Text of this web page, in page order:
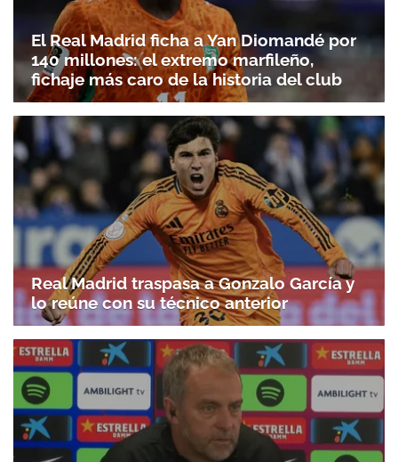
El Real Madrid ficha a Yan Diomandé por
140 millones: el extremo marfileño,
fichaje más caro de la historia del club
Real Madrid traspasa a Gonzalo García y
lo reúne con su técnico anterior